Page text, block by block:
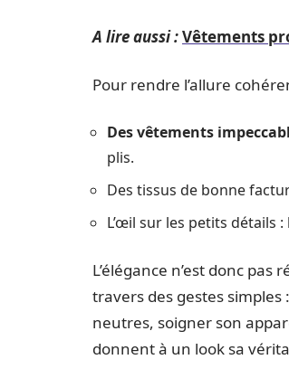
A lire aussi :Vêtements
Pour rendre l’allure
Des vêtements
plis.
Des tissus de bonne
L’œil sur les petits détails
L’élégance n’est donc
travers des gestes
neutres, soigner son
donnent à un look sa